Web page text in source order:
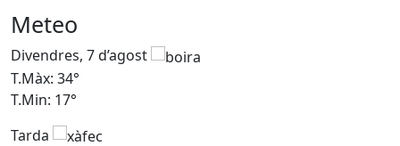
Meteo
Divendres, 7 d’agost
T.Màx: 34°
T.Min: 17°
Tarda